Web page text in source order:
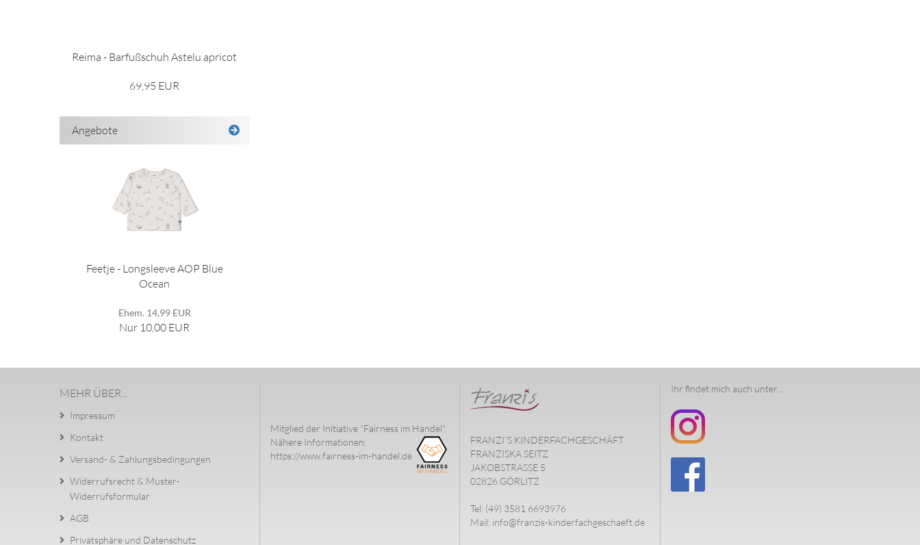
Reima - Barfußschuh Astelu apricot
69,95 EUR
Angebote
Feetje - Longsleeve AOP Blue
Ocean
Ehem. 14,99 EUR
Nur 10,00 EUR
MEHR ÜBER...
Impressum
Kontakt
Versand- & Zahlungsbedingungen
Widerrufsrecht & Muster-
Widerrufsformular
AGB
Privatsphäre und Datenschutz
Mitglied der Initiative "Fairness im Handel".
Nähere Informationen:
https://www.fairness-im-handel.de
FRANZI´S KINDERFACHGESCHÄFT
FRANZISKA SEITZ
JAKOBSTRASSE 5
02826 GÖRLITZ
Tel: (49) 3581 6693976
Mail: info@franzis-kinderfachgeschaeft.de
Ihr findet mich auch unter...